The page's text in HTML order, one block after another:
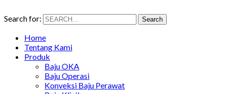
Search for: Search
Home
Tentang Kami
Produk
Baju OKA
Baju Operasi
Konveksi Baju Perawat